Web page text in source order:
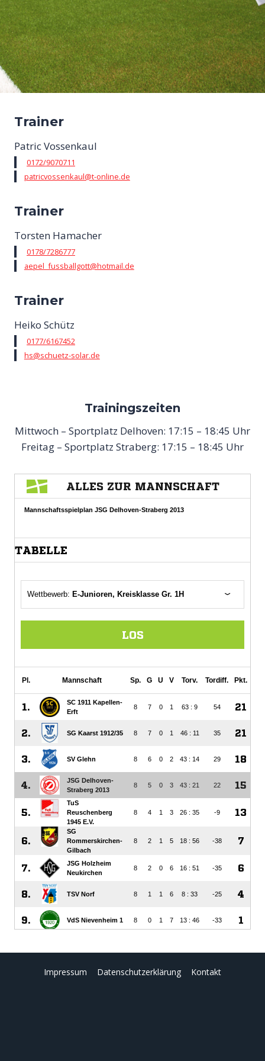
Trainer
Patric Vossenkaul
0172/9070711
patricvossenkaul@t-online.de
Trainer
Torsten Hamacher
0178/7286777
aepel_fussballgott@hotmail.de
Trainer
Heiko Schütz
0177/6167452
hs@schuetz-solar.de
Trainingszeiten
Mittwoch – Sportplatz Delhoven: 17:15 – 18:45 Uhr
Freitag – Sportplatz Straberg: 17:15 – 18:45 Uhr
Impressum Datenschutzerklärung Kontakt